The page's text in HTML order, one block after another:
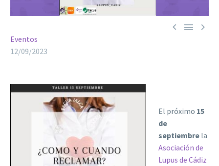
  
Eventos
12/09/2023
El próximo 15
de
septiembrela
Asociación de
Lupus de Cádiz